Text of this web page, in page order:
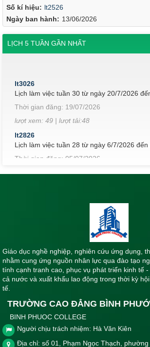
Số kí hiệu: lt2526
Ngày ban hành: 13/06/2026
LỊCH 5 TUẦN GẦN NHẤT
lt3026
Lịch làm việc tuần 30 từ ngày 20/7/2026
Thời gian đăng: 19/07/2026
lượt xem: 49 | lượt tải:48
lt2826
Lịch làm việc tuần 28 từ ngày 6/7/2026 đến
Thời gian đăng: 05/07/2026
Lịch làm việc tuần 26 từ ngày 22/6/2026
Thời gian đăng: 21/06/2026
lượt xem: 80 | lượt tải:61
Thời gian đăng: 14/06/2026
lt3026
Giáo dục nghề nghiệp, nghiên cứu ứng dụng,
nhằm cung ứng nguồn nhân lực qua đào tạo
tính cạnh tranh cao, phục vụ phát triển kinh tế
cả nước và xuất khẩu lao động trong thời kỳ
tế.
TRƯỜNG CAO ĐẲNG BÌNH
BINH PHUOC COLLEGE
Người chịu trách nhiệm: Hà Văn Kiên
Địa chỉ: số 01, Phạm Ngọc Thạch,